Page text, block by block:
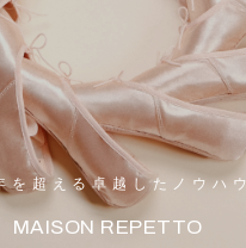
を超える卓越したノウハウ
MAISON REPETTO